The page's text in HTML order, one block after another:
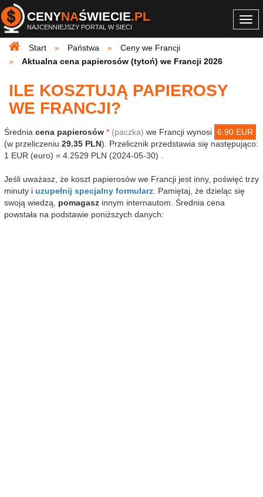
CENYNAŚWIECIE.PL
NAJCENNIEJSZY PORTAL W SIECI
Start
Państwa
Ceny we Francji
Aktualna cena papierosów (tytoń) we Francji 2026
ILE KOSZTUJĄ PAPIEROSY
WE FRANCJI?
Średnia cena papierosów * (paczka) we Francji wynosi 6.90 EUR
(w przeliczeniu 29.35 PLN). Przelicznik przedstawia się następująco:
1 EUR (euro) = 4.2529 PLN (2024-05-30) .
Jeśli uważasz, że koszt papierosów we Francji jest inny, poświęć trzy
minuty i uzupełnij specjalny formularz . Pamiętaj, że dzieląc się
swoją wiedzą, pomagasz innym internautom. Średnia cena
powstała na podstawie poniższych danych: